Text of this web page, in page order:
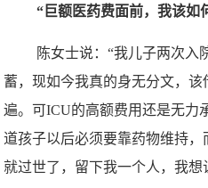
“巨额医药费面前，我该如
陈女士说：“我儿子两次入
蓄，现如今我真的身无分文，
遍。可ICU的高额费用还是无力
道孩子以后必须要靠药物维持
就过世了，留下我一个人，我